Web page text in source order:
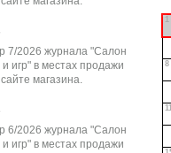
7/2026 журнала "Салон
и игр" в местах продажи
магазина.
6/2026 журнала "Салон
и игр" в местах продажи
1
8